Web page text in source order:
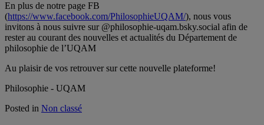
En plus de notre page FB
(https://www.facebook.com/PhilosophieUQAM/), nous vous
invitons à nous suivre sur @philosophie-uqam.bsky.social afin de
rester au courant des nouvelles et actualités du Département de
philosophie de l’UQAM
Au plaisir de vos retrouver sur cette nouvelle plateforme!
Philosophie - UQAM
Posted in Non classé